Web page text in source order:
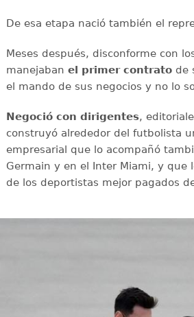
De esa etapa nació también el
Meses después, disconforme con
manejaban el primer contratode
el mando de sus negocios y no lo
Negoció con dirigentes,
construyó alrededor del futbolista
empresarial que lo acompañó
Germain y en el Inter Miami, y que
de los deportistas mejor pagados